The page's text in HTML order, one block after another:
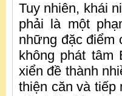
Tuy nhiên, khái
phải là một
những đặc điểm
không phát
xiển đề thành
thiện căn và